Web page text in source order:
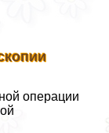
операции